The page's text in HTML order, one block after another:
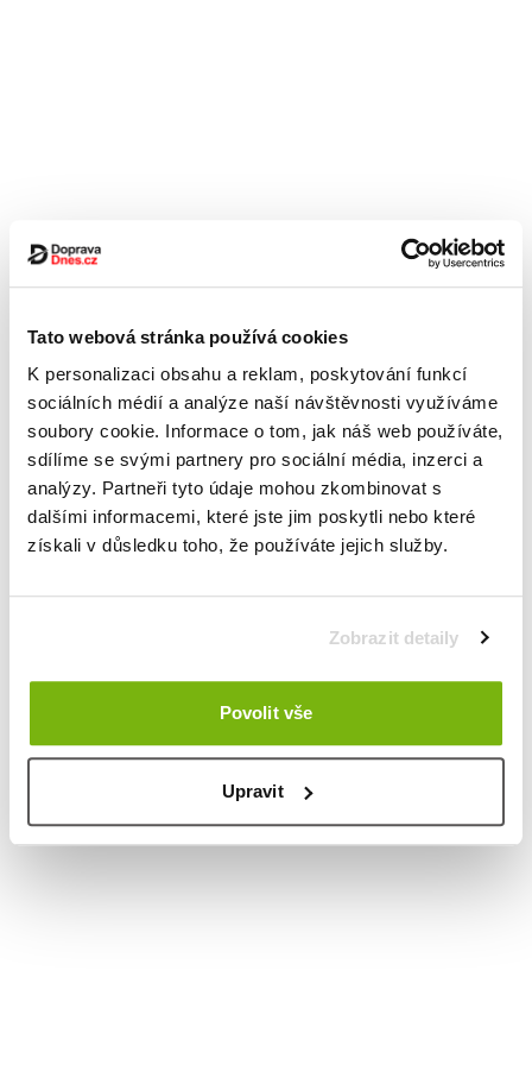
Tato webová stránka používá cookies
K personalizaci obsahu a reklam, poskytování funkcí
sociálních médií a analýze naší návštěvnosti využíváme
soubory cookie. Informace o tom, jak náš web používáte,
sdílíme se svými partnery pro sociální média, inzerci a
analýzy. Partneři tyto údaje mohou zkombinovat s
dalšími informacemi, které jste jim poskytli nebo které
získali v důsledku toho, že používáte jejich služby.
Zobrazit detaily
Povolit vše
Upravit